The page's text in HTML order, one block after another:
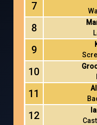
7
8
9
10
11
12